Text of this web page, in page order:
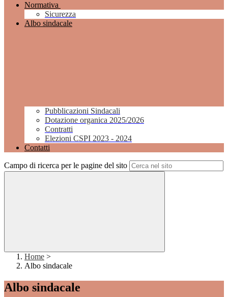
Normativa
Sicurezza
Albo sindacale
Pubblicazioni Sindacali
Dotazione organica 2025/2026
Contratti
Elezioni CSPI 2023 - 2024
Contatti
Campo di ricerca per le pagine del sito
Home >
Albo sindacale
Albo sindacale